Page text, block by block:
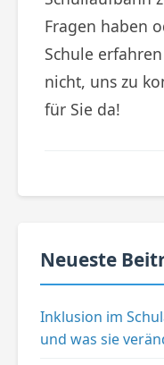
Fragen haben
Schule
nicht, uns zu
für Sie da!
Neueste
Inklusion im
und was sie